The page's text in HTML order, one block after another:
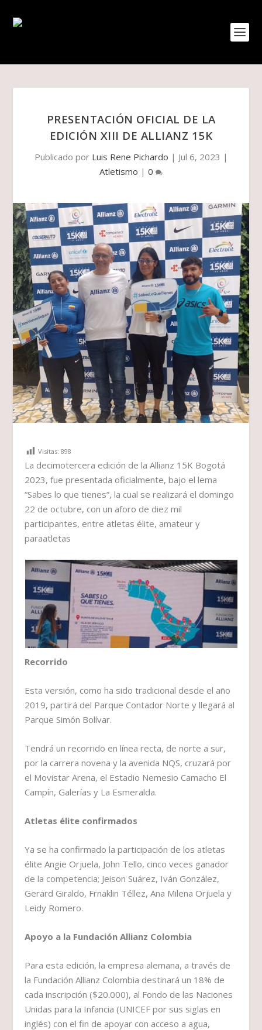
PRESENTACIÓN OFICIAL DE LA
EDICIÓN XIII DE ALLIANZ 15K
Publicado por Luis Rene Pichardo | Jul 6, 2023 |
Atletismo | 0
Visitas: 898
La decimotercera edición de la Allianz 15K Bogotá
2023, fue presentada oficialmente, bajo el lema
“Sabes lo que tienes”, la cual se realizará el domingo
22 de octubre, con un aforo de diez mil
participantes, entre atletas élite, amateur y
paraatletas
Recorrido
Esta versión, como ha sido tradicional desde el año
2019, partirá del Parque Contador Norte y llegará al
Parque Simón Bolívar.
Tendrá un recorrido en línea recta, de norte a sur,
por la carrera novena y la avenida NQS, cruzará por
el Movistar Arena, el Estadio Nemesio Camacho El
Campín, Galerías y La Esmeralda.
Atletas élite confirmados
Ya se ha confirmado la participación de los atletas
élite Angie Orjuela, John Tello, cinco veces ganador
de la competencia; Jeison Suárez, Iván González,
Gerard Giraldo, Frnaklin Téllez, Ana Milena Orjuela y
Leidy Romero.
Apoyo a la Fundación Allianz Colombia
Para esta edición, la empresa alemana, a través de
la Fundación Allianz Colombia destinará un 18% de
cada inscripción ($20.000), al Fondo de las Naciones
Unidas para la Infancia (UNICEF por sus siglas en
inglés) con el fin de apoyar con acceso a agua,